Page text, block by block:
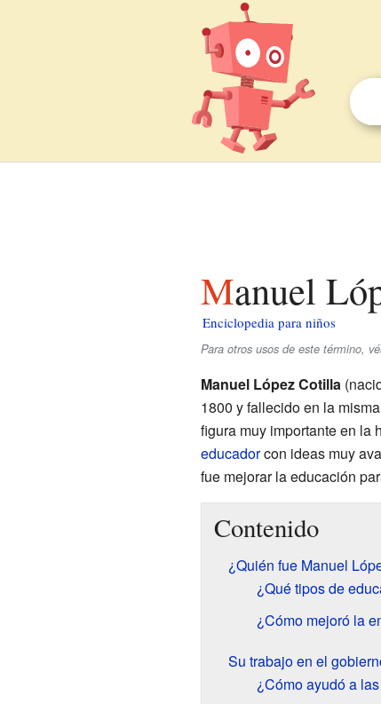
Manuel
Enciclopedia para niños
Para otros usos de este término,
Manuel López Cotilla
1800 y fallecido en la
figura muy importante en la
educadorcon ideas muy
fue mejorar la educación
Contenido
¿Quién fue Manuel
¿Qué tipos de
¿Cómo mejoró la
Su trabajo en el
¿Cómo ayudó a